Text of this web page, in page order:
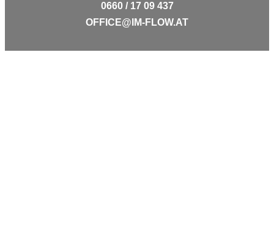
0660 / 17 09 437
OFFICE@IM-FLOW.AT